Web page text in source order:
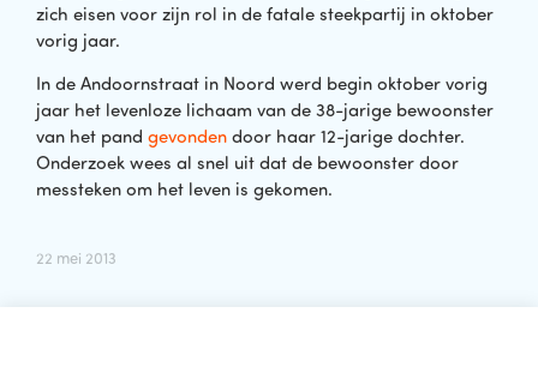
zich eisen voor zijn rol in de fatale steekpartij in oktober
vorig jaar.
In de Andoornstraat in Noord werd begin oktober vorig
jaar het levenloze lichaam van de 38-jarige bewoonster
van het pand gevonden door haar 12-jarige dochter.
Onderzoek wees al snel uit dat de bewoonster door
messteken om het leven is gekomen.
22 mei 2013